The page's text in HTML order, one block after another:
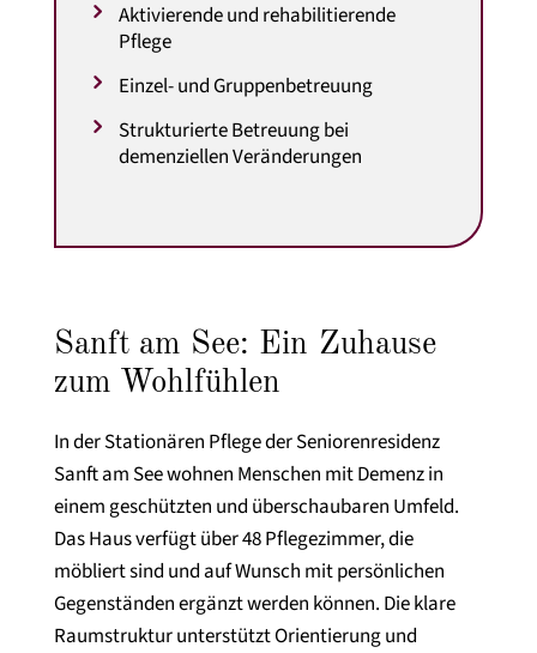
Aktivierende und rehabilitierende
Pflege
Einzel- und Gruppenbetreuung
Strukturierte Betreuung bei
demenziellen Veränderungen
Sanft am See: Ein Zuhause
zum Wohlfühlen
In der Stationären Pflege der Seniorenresidenz
Sanft am See wohnen Menschen mit Demenz in
einem geschützten und überschaubaren Umfeld.
Das Haus verfügt über 48 Pflegezimmer, die
möbliert sind und auf Wunsch mit persönlichen
Gegenständen ergänzt werden können. Die klare
Raumstruktur unterstützt Orientierung und